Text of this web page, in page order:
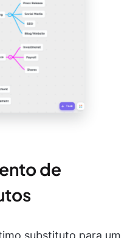
de
substituto para um